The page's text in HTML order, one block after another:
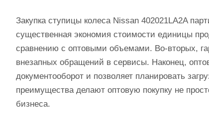
Закупка ступицы колеса Nissan 402021LA2A
существенная экономия стоимости единицы
сравнению с оптовыми объемами. Во-вторых,
внезапных обращений в сервисы. Наконец,
документооборот и позволяет планировать
преимущества делают оптовую покупку не
бизнеса.